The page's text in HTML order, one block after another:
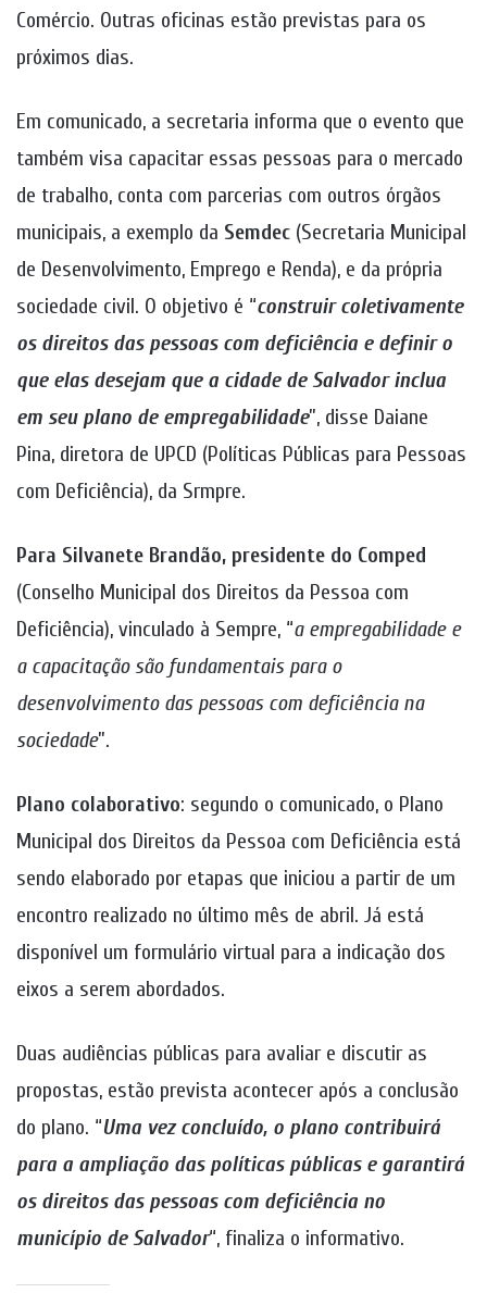
Comércio. Outras oficinas estão previstas para os
próximos dias.
Em comunicado, a secretaria informa que o evento que
também visa capacitar essas pessoas para o mercado
de trabalho, conta com parcerias com outros órgãos
municipais, a exemplo da Semdec (Secretaria Municipal
de Desenvolvimento, Emprego e Renda), e da própria
sociedade civil. O objetivo é “construir coletivamente
os direitos das pessoas com deficiência e definir o
que elas desejam que a cidade de Salvador inclua
em seu plano de empregabilidade”, disse Daiane
Pina, diretora de UPCD (Políticas Públicas para Pessoas
com Deficiência), da Srmpre.
Para Silvanete Brandão, presidente do Comped
(Conselho Municipal dos Direitos da Pessoa com
Deficiência), vinculado à Sempre, “a empregabilidade e
a capacitação são fundamentais para o
desenvolvimento das pessoas com deficiência na
sociedade”.
Plano colaborativo: segundo o comunicado, o Plano
Municipal dos Direitos da Pessoa com Deficiência está
sendo elaborado por etapas que iniciou a partir de um
encontro realizado no último mês de abril. Já está
disponível um formulário virtual para a indicação dos
eixos a serem abordados.
Duas audiências públicas para avaliar e discutir as
propostas, estão prevista acontecer após a conclusão
do plano. “Uma vez concluído, o plano contribuirá
para a ampliação das políticas públicas e garantirá
os direitos das pessoas com deficiência no
município de Salvador“, finaliza o informativo.